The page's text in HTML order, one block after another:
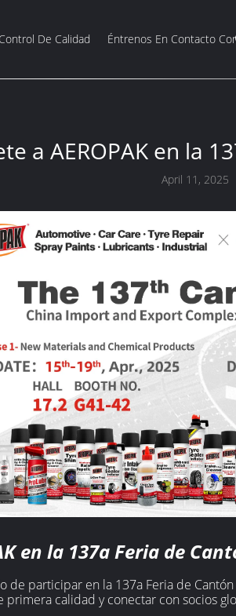
Control De Calidad Éntrenos En Contacto
a AEROPAK en la
April 11, 2025
en la 137a Feria de
de participar en la 137a Feria de
calidad y conectar con socios